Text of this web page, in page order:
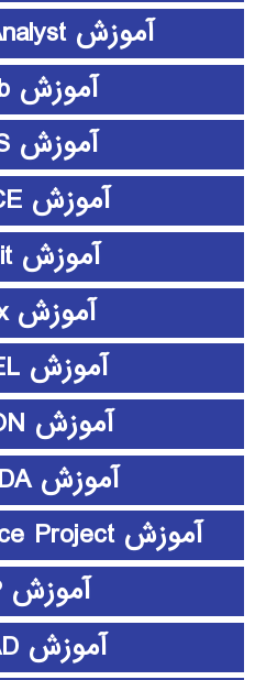
آموزش Frontier Analyst
آموزش github
آموزش HFSS
آموزش HSPICE
آموزش L-Edit
آموزش Latex
آموزش LISREL
آموزش LUMION
آموزش MAXQDA
آموزش Microsoft Office Project
آموزش PHP
آموزش PSCAD